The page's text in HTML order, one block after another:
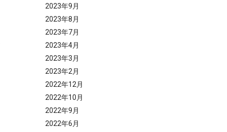
2023年9月
2023年8月
2023年7月
2023年4月
2023年3月
2023年2月
2022年12月
2022年10月
2022年9月
2022年6月